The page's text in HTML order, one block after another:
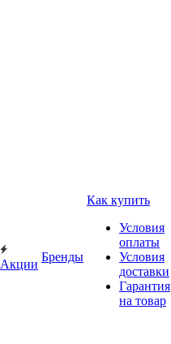
Акции
Бренды
Как купить
Условия
оплаты
Условия
доставки
Гарантия
на товар